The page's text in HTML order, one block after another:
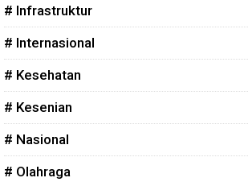
# Infrastruktur
# Internasional
# Kesehatan
# Kesenian
# Nasional
# Olahraga